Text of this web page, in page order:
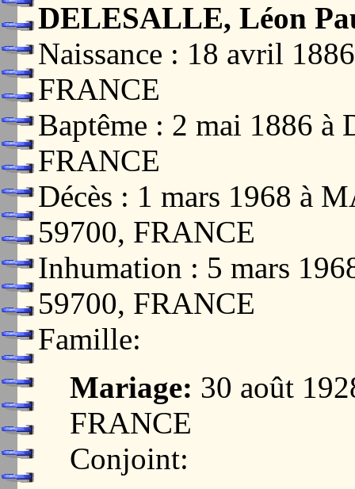
DELESALLE, Léon
Naissance : 18 avril
FRANCE
Baptême : 2 mai 1886
FRANCE
Décès : 1 mars 1968 à
59700, FRANCE
Inhumation : 5 mars
59700, FRANCE
Famille:
Mariage: 30 août
FRANCE
Conjoint: